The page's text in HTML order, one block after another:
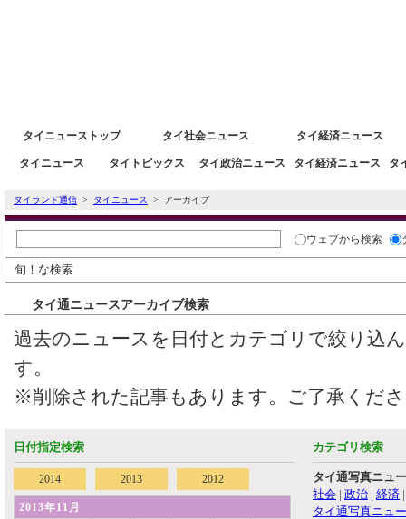
タイニューストップ タイ社会ニュース タイ経済ニュース
タイニュース タイトピックス タイ政治ニュース タイ経済ニュース タ
タイランド通信 > タイニュース > アーカイブ
ウェブから検索
旬！な検索
タイ通ニュースアーカイブ検索
過去のニュースを日付とカテゴリで絞り込
す。
※削除された記事もあります。ご了承くだ
日付指定検索
2014 2013 2012
2013年11月
カテゴリ検索
タイ通写真ニュ
社会 | 政治 | 経済
タイ通写真ニュ